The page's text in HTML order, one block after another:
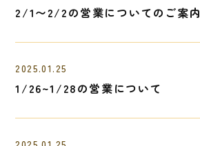
2/1〜2/2の営業についてのご案内
2025.01.25
1/26~1/28の営業について